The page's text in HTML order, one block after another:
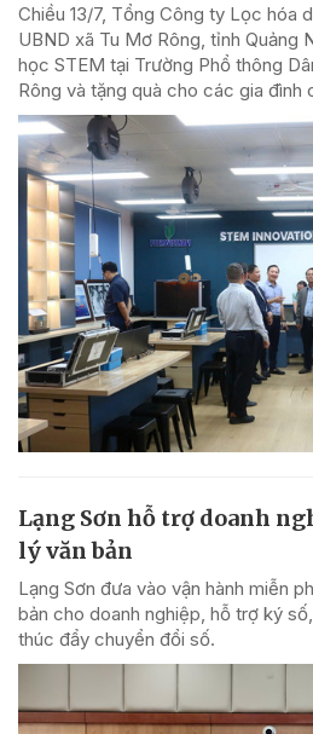
Chiều 13/7, Tổng Công ty Lọc hóa
UBND xã Tu Mơ Rông, tỉnh Quảng
học STEM tại Trường Phổ thông
Rông và tặng quà cho các gia đình
Lạng Sơn hỗ trợ doanh
lý văn bản
Lạng Sơn đưa vào vận hành miễn
bản cho doanh nghiệp, hỗ trợ ký
thúc đẩy chuyển đổi số.